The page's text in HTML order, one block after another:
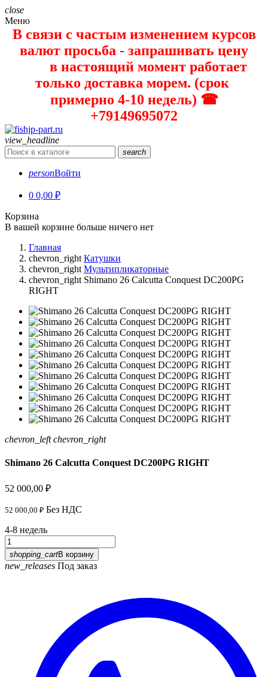
close
Меню
В связи с частым изменением курсов
валют просьба - запрашивать цену
в настоящий момент работает
только доставка морем. (срок
примерно 4-10 недель) ☎
+79149695072
view_headline
search
personВойти
0 0,00 ₽
Корзина
В вашей корзине больше ничего нет
Главная
chevron_right Катушки
chevron_right Мультипликаторные
chevron_right Shimano 26 Calcutta Conquest DC200PG
RIGHT
chevron_left chevron_right
Shimano 26 Calcutta Conquest DC200PG RIGHT
52 000,00 ₽
52 000,00 ₽ Без НДС
4-8 недель
shopping_cartВ корзину
new_releases Под заказ